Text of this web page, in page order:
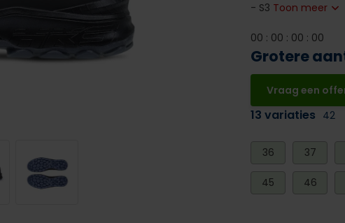
- S3 Toon meer
00 : 00 : 00 : 00
Grotere
Vraag een
13 variaties 42
36 37
45 46